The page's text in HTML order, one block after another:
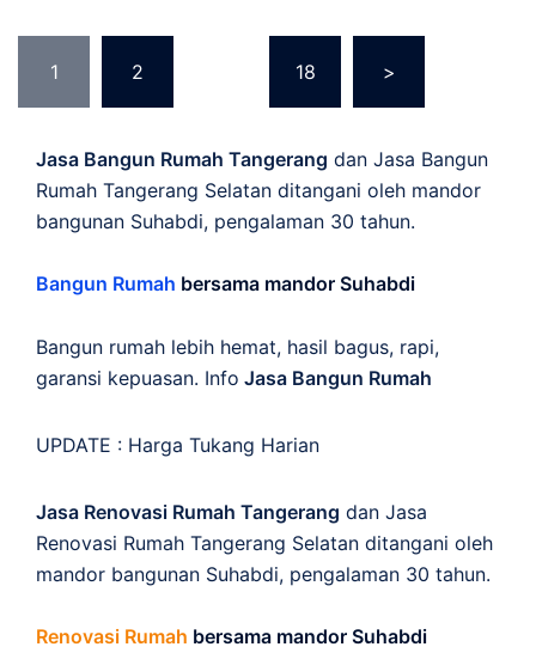
pagination
1 2 18 >
Jasa Bangun Rumah Tangerang dan Jasa Bangun
Rumah Tangerang Selatan ditangani oleh mandor
bangunan Suhabdi, pengalaman 30 tahun.
Bangun Rumah bersama mandor Suhabdi
Bangun rumah lebih hemat, hasil bagus, rapi,
garansi kepuasan. Info Jasa Bangun Rumah
UPDATE : Harga Tukang Harian
Jasa Renovasi Rumah Tangerang dan Jasa
Renovasi Rumah Tangerang Selatan ditangani oleh
mandor bangunan Suhabdi, pengalaman 30 tahun.
Renovasi Rumah bersama mandor Suhabdi